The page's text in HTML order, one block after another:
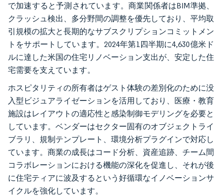
で加速すると予測されています。商業関係者はBIM準拠、
クラッシュ検出、多分野間の調整を優先しており、平均取
引規模の拡大と長期的なサブスクリプションコミットメン
トをサポートしています。2024年第1四半期に4,630億米ド
ルに達した米国の住宅リノベーション支出が、安定した住
宅需要を支えています。
ホスピタリティの所有者はゲスト体験の差別化のために没
入型ビジュアライゼーションを活用しており、医療・教育
施設はレイアウトの適応性と感染制御モデリングを必要と
しています。ベンダーはセクター固有のオブジェクトライ
ブラリ、規制テンプレート、環境分析プラグインで対応し
ています。商業の成長はコード分析、資産追跡、チーム間
コラボレーションにおける機能の深化を促進し、それが後
に住宅ティアに波及するという好循環なイノベーションサ
イクルを強化しています。